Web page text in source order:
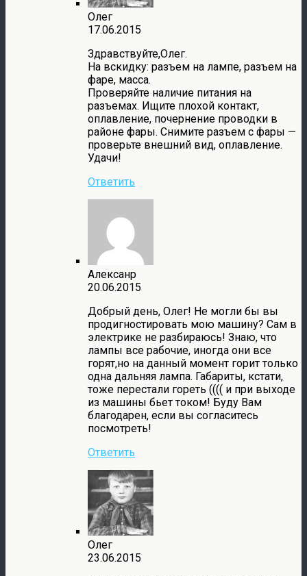
Олег
17.06.2015
Здравствуйте,Олег.
На вскидку: разъем на лампе, разъем на
фаре, масса.
Проверяйте наличие питания на
разъемах. Ищите плохой контакт,
оплавление, почернение проводки в
районе фары. Снимите разъем с фары —
проверьте внешний вид, оплавление.
Удачи!
Ответить
Алексанр
20.06.2015
Добрый день, Олег! Не могли бы вы
продигностировать мою машину? Сам в
электрике не разбираюсь! Знаю, что
лампы все рабочие, иногда они все
горят,но на данный момент горит только
одна дальняя лампа. Габариты, кстати,
тоже перестали гореть (((( и при выходе
из машины бьет током! Буду Вам
благодарен, если вы согласитесь
посмотреть!
Ответить
Олег
23.06.2015